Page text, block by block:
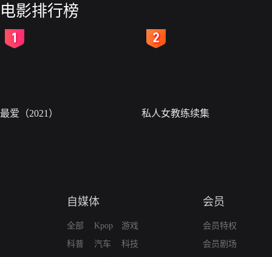
电影排行榜
最爱（2021） 私人女教练续集
自媒体
全部
科普
Kpop
汽车
游戏
科技
会员
会员特权
会员剧场